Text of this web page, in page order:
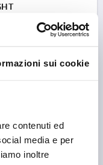
sui cookie
contenuti ed
media e per
inoltre
N=500